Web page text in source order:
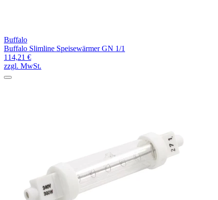
Buffalo
Buffalo Slimline Speisewärmer GN 1/1
114,21 €
zzgl. MwSt.